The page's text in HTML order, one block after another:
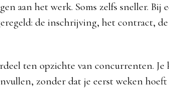
aan het werk. Soms zelfs sneller. Bij
de inschrijving, het contract,
ten opzichte van concurrenten. Je
zonder dat je eerst weken hoeft